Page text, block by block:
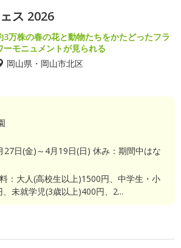
ス 2026
3万株の春の花と動物たちをかたどったフラ
ーモニュメントが見られる
岡山県・岡山市北区
27日(金)～4月19日(日) 休み：期間中はな
：大人(高校生以上)1500円、中学生・小
未就学児(3歳以上)400円、2...